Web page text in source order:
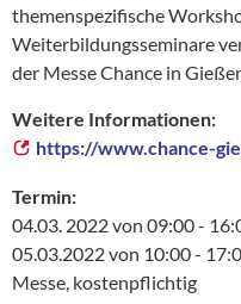
themenspezifische
Weiterbildungsseminare
der Messe Chance in
Weitere Informationen:
https://www.chance-
Termin:
04.03. 2022 von 09:00 -
05.03.2022 von 10:00 -
Messe, kostenpflichtig